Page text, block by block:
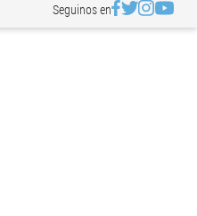
Seguinos en